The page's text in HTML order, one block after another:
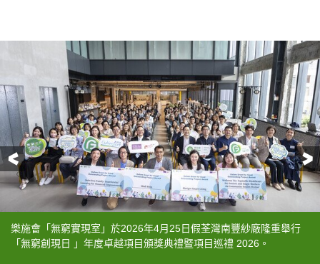
前一頁
樂施會「無窮實現室」於2026年4月25日假荃灣南豐紗廠隆重舉行
「無窮創現日 」年度卓越項目頒獎典禮暨項目巡禮 2026。
超過 30 個受資助的社創項目展示他們的成果。
社會創新及創業發展基金（社創基金）專責小組主席柯家洋教授在
台上致辭。
樂施會總裁鄧智輝先生在台上致辭。
數碼港產業合作總監李潤龍先生在台上致辭。
柯家洋教授（左）頒發「年度卓越項目獎」獎狀予無窮實現室得獎
項目「Medi Help」。
鄧智輝先生（左）頒發「年度卓越項目獎」獎狀予無窮實現室得獎
項目「健康同行：長者及單親健康支援」。
鄧智輝先生（左）頒發「年度卓越項目獎」獎狀予無窮實現室得獎
項目「逃出家債：體驗式學習財務素養」。
李潤龍先生（左）頒發「年度卓越項目獎」獎狀予無窮實現室得獎
項目「茗智生活」。
頒獎典禮結束後舉行了「社會影響力投資與長遠可持續之路」專題
討論，共同探討如何從新興趨勢中洞察香港社會創新的未來方向。
一眾嘉賓參觀展區介紹。